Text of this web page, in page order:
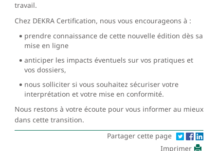
travail.
Chez DEKRA Certification, nous vous encourageons à :
prendre connaissance de cette nouvelle édition dès sa
mise en ligne
anticiper les impacts éventuels sur vos pratiques et
vos dossiers,
nous solliciter si vous souhaitez sécuriser votre
interprétation et votre mise en conformité.
Nous restons à votre écoute pour vous informer au mieux
dans cette transition.
Partager cette page
Imprimer